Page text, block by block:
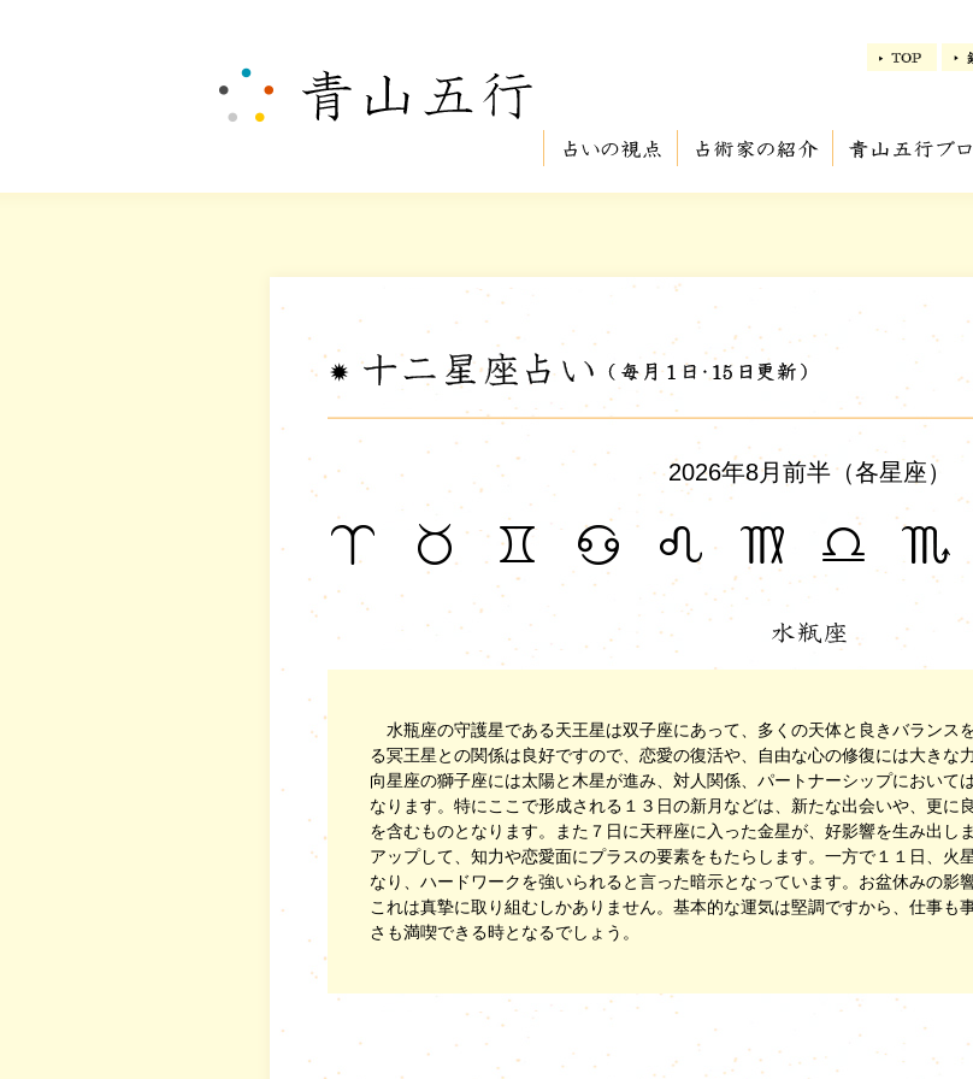
2026年8月前半（各星座）
水瓶座の守護星である天王星は双子座にあって、多くの天体と良きバランス
る冥王星との関係は良好ですので、恋愛の復活や、自由な心の修復には大きな
向星座の獅子座には太陽と木星が進み、対人関係、パートナーシップにおいて
なります。特にここで形成される１３日の新月などは、新たな出会いや、更に
を含むものとなります。また７日に天秤座に入った金星が、好影響を生み出し
アップして、知力や恋愛面にプラスの要素をもたらします。一方で１１日、火
なり、ハードワークを強いられると言った暗示となっています。お盆休みの影
これは真摯に取り組むしかありません。基本的な運気は堅調ですから、仕事も
さも満喫できる時となるでしょう。